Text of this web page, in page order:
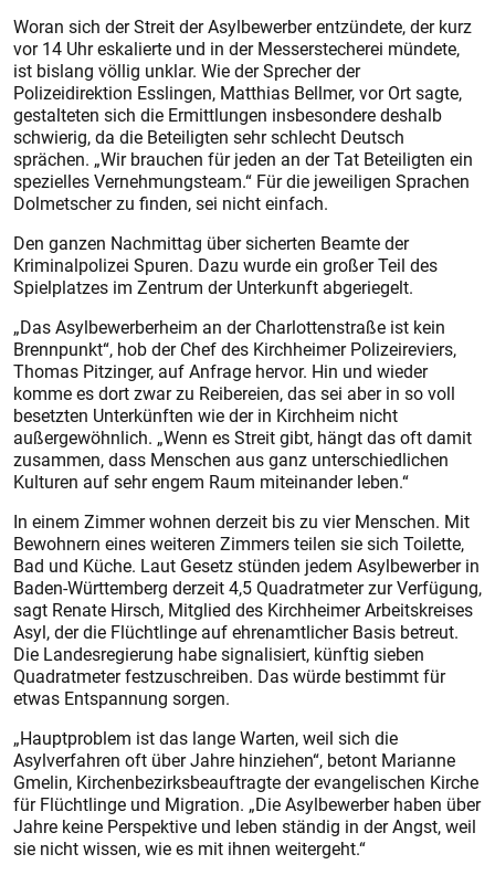
Woran sich der Streit der Asylbewerber entzündete, der kurz
vor 14 Uhr eskalierte und in der Messerstecherei mündete,
ist bislang völlig unklar. Wie der Sprecher der
Polizeidirektion Esslingen, Matthias Bellmer, vor Ort sagte,
gestalteten sich die Ermittlungen insbesondere deshalb
schwierig, da die Beteiligten sehr schlecht Deutsch
sprächen. „Wir brauchen für jeden an der Tat Beteiligten ein
spezielles Vernehmungsteam.“ Für die jeweiligen Sprachen
Dolmetscher zu finden, sei nicht einfach.
Den ganzen Nachmittag über sicherten Beamte der
Kriminalpolizei Spuren. Dazu wurde ein großer Teil des
Spielplatzes im Zentrum der Unterkunft abgeriegelt.
„Das Asylbewerberheim an der Charlottenstraße ist kein
Brennpunkt“, hob der Chef des Kirchheimer Polizeireviers,
Thomas Pitzinger, auf Anfrage hervor. Hin und wieder
komme es dort zwar zu Reibereien, das sei aber in so voll
besetzten Unterkünften wie der in Kirchheim nicht
außergewöhnlich. „Wenn es Streit gibt, hängt das oft damit
zusammen, dass Menschen aus ganz unterschiedlichen
Kulturen auf sehr engem Raum miteinander leben.“
In einem Zimmer wohnen derzeit bis zu vier Menschen. Mit
Bewohnern eines weiteren Zimmers teilen sie sich Toilette,
Bad und Küche. Laut Gesetz stünden jedem Asylbewerber in
Baden-Württemberg derzeit 4,5 Quadratmeter zur Verfügung,
sagt Renate Hirsch, Mitglied des Kirchheimer Arbeitskreises
Asyl, der die Flüchtlinge auf ehrenamtlicher Basis betreut.
Die Landesregierung habe signalisiert, künftig sieben
Quadratmeter festzuschreiben. Das würde bestimmt für
etwas Entspannung sorgen.
„Hauptproblem ist das lange Warten, weil sich die
Asylverfahren oft über Jahre hinziehen“, betont Marianne
Gmelin, Kirchenbezirksbeauftragte der evangelischen Kirche
für Flüchtlinge und Migration. „Die Asylbewerber haben über
Jahre keine Perspektive und leben ständig in der Angst, weil
sie nicht wissen, wie es mit ihnen weitergeht.“